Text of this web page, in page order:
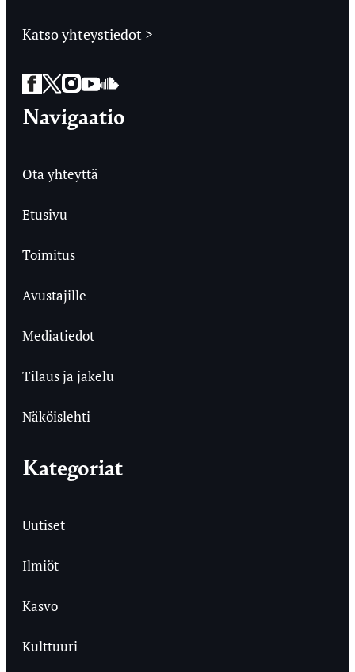
Katso yhteystiedot >
Facebook
Twitter
Instagram
YouTube
SoundCloud
Navigaatio
Ota yhteyttä
Etusivu
Toimitus
Avustajille
Mediatiedot
Tilaus ja jakelu
Näköislehti
Kategoriat
Uutiset
Ilmiöt
Kasvo
Kulttuuri